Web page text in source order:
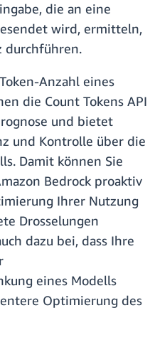
die an eine
wird, ermitteln,
durchführen.
Anzahl eines
die Count Tokens API
und bietet
und Kontrolle über die
Damit können Sie
Bedrock proaktiv
Ihrer Nutzung
Drosselungen
dazu bei, dass Ihre
eines Modells
Optimierung des